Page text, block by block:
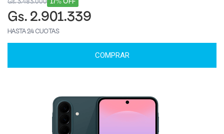
17% OFF
Gs. 3.483.000
Gs. 2.901.339
HASTA 24 CUOTAS
COMPRAR